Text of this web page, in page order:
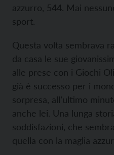
azzurro, 544. Mai
sport.
Questa volta sembrava
da casa le sue
alle prese con i Giochi
già è successo per i
sorpresa, all’ultimo
anche lei. Una lunga
soddisfazioni, che
quella con la maglia